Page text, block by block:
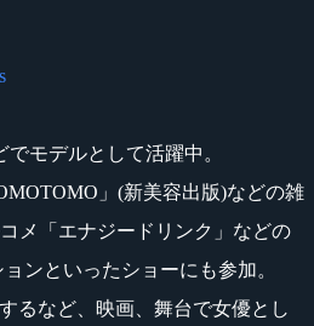
モデルとして活躍中。
」(新美容出版)などの雑
メ「エナジードリンク」などの
ンといったショーにも参加。
るなど、映画、舞台で女優とし